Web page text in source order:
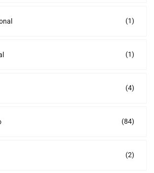
(1)
(1)
(4)
(84)
(2)